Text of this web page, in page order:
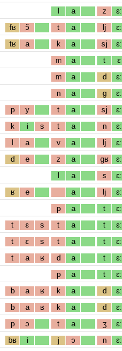
l a z ɛː
fʁ ɔ̃ t a lj ɛː
tʁ a k a sj ɛː
m a t ɛ
m a d ɛː
n a g ɛː
p y t a sj ɛː
k i s t a n ɛː
l a v a lj ɛː
d e z a gʁ ɛː
l a s ɛː
ʁ e a lj ɛː
p a t ɛː
t ɛ s t a t ɛː
t ɛ s t a t ɛː
t a ʁ d a t ɛː
p a t ɛː
b a ʁ k a d ɛː
b a ʁ k a d ɛː
p ɔ t a ʒ ɛː
bʁ i j ɔ n ɛː